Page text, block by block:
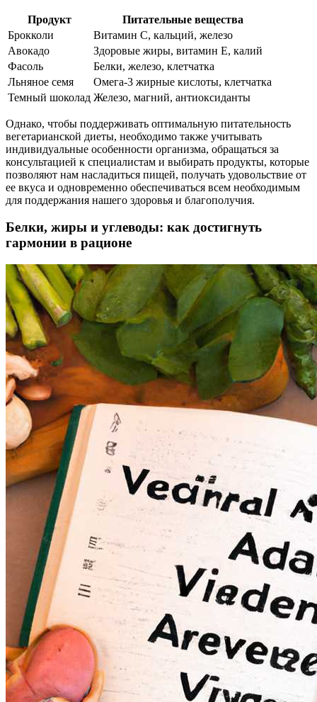
Продукт
Питательные вещества
Брокколи
Витамин С, кальций, железо
Авокадо
Здоровые жиры, витамин Е, калий
Фасоль
Белки, железо, клетчатка
Льняное семя
Омега-3 жирные кислоты, клетчатка
Темный шоколад Железо, магний, антиоксиданты
Однако, чтобы поддерживать оптимальную питательность
вегетарианской диеты, необходимо также учитывать
индивидуальные особенности организма, обращаться за
консультацией к специалистам и выбирать продукты, которые
позволяют нам насладиться пищей, получать удовольствие от
ее вкуса и одновременно обеспечиваться всем необходимым
для поддержания нашего здоровья и благополучия.
Белки, жиры и углеводы: как достигнуть
гармонии в рационе